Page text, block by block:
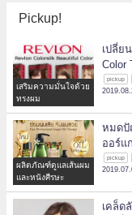
Pickup!
เสริมความมั่นใจด้วย
ทรงผม
เปลี่ย
Color
pickup
ผลิตภัณฑ์ดูแลเส้นผม
และหนังศีรษะ
หมดปั
ออร์แ
pickup
เคล็ด